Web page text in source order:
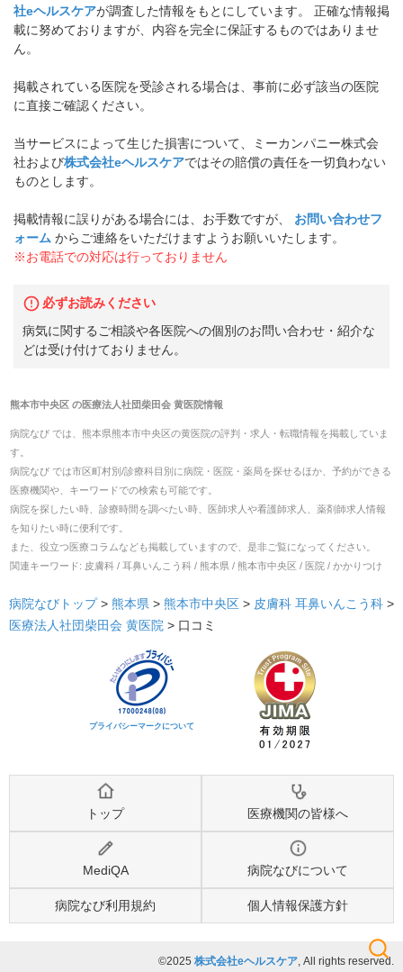
検索
社eヘルスケアが調査した情報をもとにしています。 正確な情報掲
載に努めておりますが、内容を完全に保証するものではありませ
ん。
掲載されている医院を受診される場合は、事前に必ず該当の医院
に直接ご確認ください。
当サービスによって生じた損害について、ミーカンパニー株式会
社および株式会社eヘルスケアではその賠償の責任を一切負わない
ものとします。
掲載情報に誤りがある場合には、お手数ですが、
お問い合わせフ
ォーム からご連絡をいただけますようお願いいたします。
※お電話での対応は行っておりません
必ずお読みください
病気に関するご相談や各医院への個別のお問い合わせ・紹介な
どは受け付けておりません。
熊本市中央区の医療法人社団柴田会 黄医院情報
病院なび では、 熊本県熊本市中央区の黄医院の評判・求人・転職情報を掲載していま
す。
病院なび では市区町村別/診療科目別に病院・医院・薬局を探せるほか、予約ができる
医療機関や、キーワードでの検索も可能です。
病院を探したい時、診療時間を調べたい時、医師求人や看護師求人、薬剤師求人情報
を知りたい時に便利です。
また、役立つ医療コラムなども掲載していますので、是非ご覧になってください。
関連キーワード: 皮膚科 / 耳鼻いんこう科 / 熊本県 / 熊本市中央区 / 医院 / かかりつけ
病院なびトップ > 熊本県 > 熊本市中央区 > 皮膚科 耳鼻いんこう科 >
医療法人社団柴田会 黄医院 > 口コミ
プライバシーマークについて
トップ 医療機関の皆様へ
MediQA 病院なびについて
病院なび利用規約 個人情報保護方針
©2025 株式会社eヘルスケア, All rights reserved.